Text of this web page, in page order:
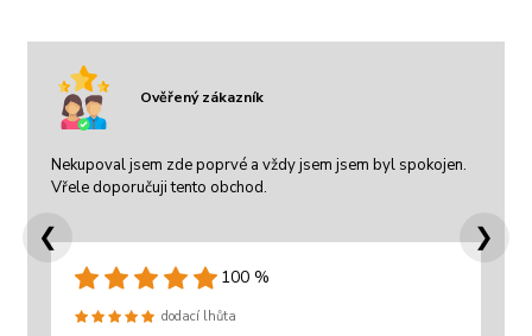
Ověřený zákazník
Nekupoval jsem zde poprvé a vždy jsem jsem byl spokojen.
Vřele doporučuji tento obchod.
100 %
dodací lhůta
❮ ❯